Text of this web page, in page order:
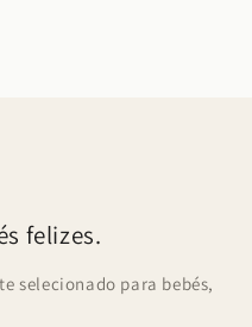
felizes.
selecionado para bebés,